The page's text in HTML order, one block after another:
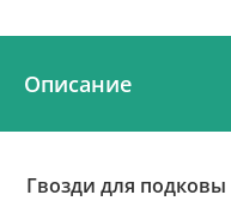
Описание
Гвозди для подковы